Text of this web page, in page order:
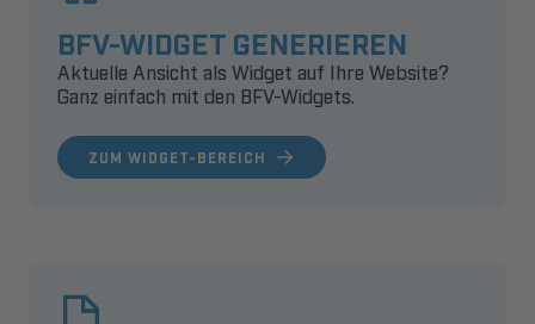
BFV-WIDGET GENERIEREN
Aktuelle Ansicht als Widget auf Ihre Website?
Ganz einfach mit den BFV-Widgets.
ZUM WIDGET-BEREICH